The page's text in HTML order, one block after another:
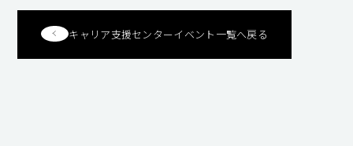
キャリア支援センターイベント一覧へ戻る